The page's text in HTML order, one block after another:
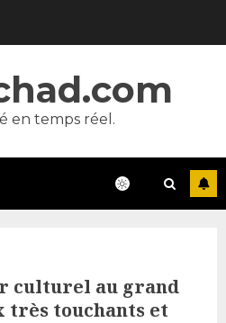
en temps réel.
culturel au grand
très touchants et